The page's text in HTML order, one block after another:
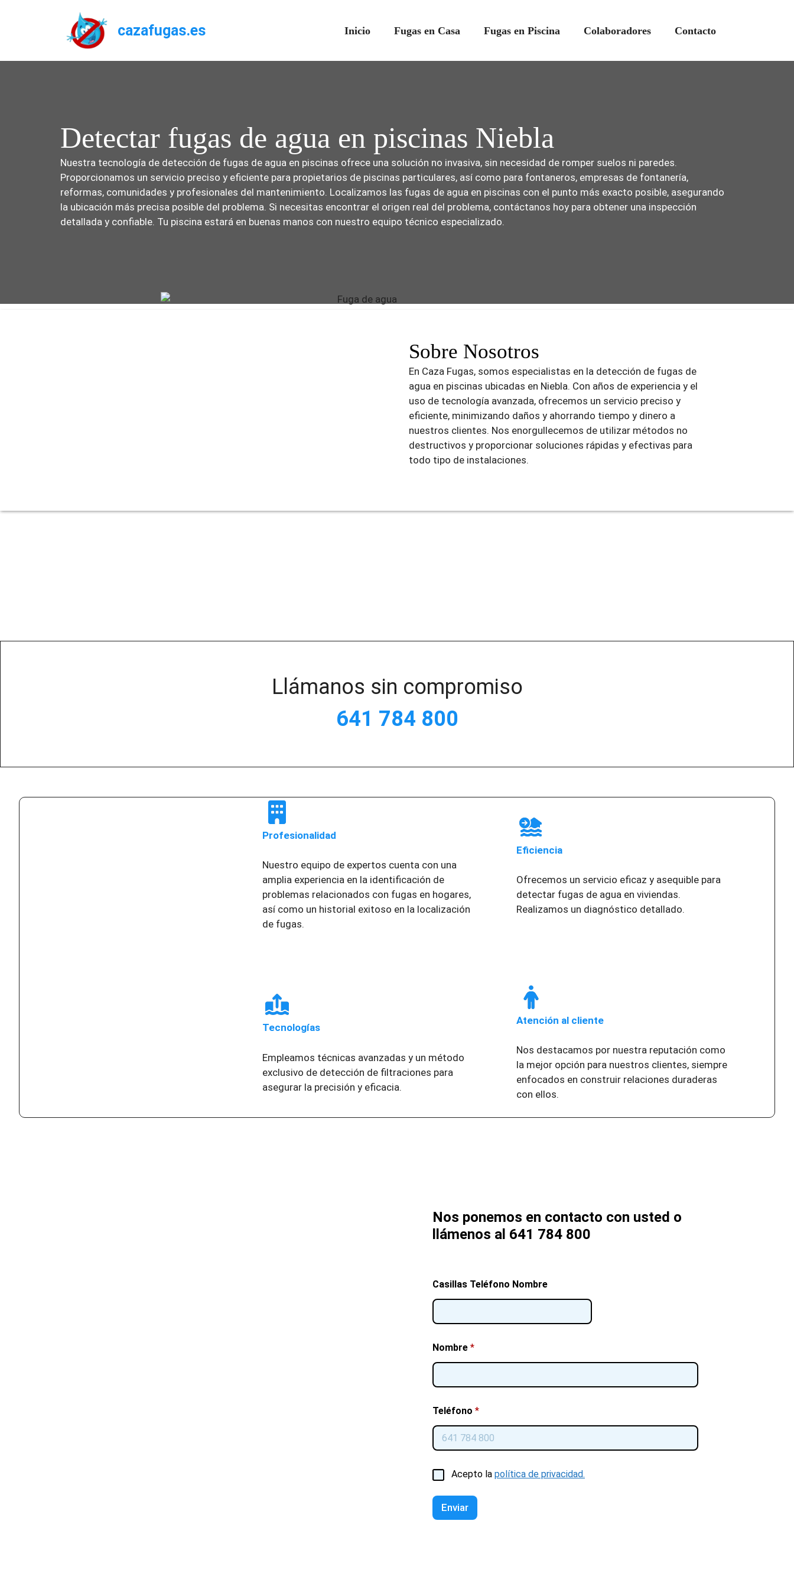
cazafugas.es Inicio Fugas en Casa Fugas en Piscina Colaboradores Contacto
Detectar fugas de agua en piscinas Niebla
Nuestra tecnología de detección de fugas de agua en piscinas ofrece una solución no invasiva, sin necesidad de romper suelos ni paredes.
Proporcionamos un servicio preciso y eficiente para propietarios de piscinas particulares, así como para fontaneros, empresas de fontanería,
reformas, comunidades y profesionales del mantenimiento. Localizamos las fugas de agua en piscinas con el punto más exacto posible, asegurando
la ubicación más precisa posible del problema. Si necesitas encontrar el origen real del problema, contáctanos hoy para obtener una inspección
detallada y confiable. Tu piscina estará en buenas manos con nuestro equipo técnico especializado.
Sobre Nosotros
En Caza Fugas, somos especialistas en la detección de fugas de
agua en piscinas ubicadas en Niebla. Con años de experiencia y el
uso de tecnología avanzada, ofrecemos un servicio preciso y
eficiente, minimizando daños y ahorrando tiempo y dinero a
nuestros clientes. Nos enorgullecemos de utilizar métodos no
destructivos y proporcionar soluciones rápidas y efectivas para
todo tipo de instalaciones.
Llámanos sin compromiso
641 784 800
Profesionalidad
Nuestro equipo de expertos cuenta con una
amplia experiencia en la identificación de
problemas relacionados con fugas en hogares,
así como un historial exitoso en la localización
de fugas.
Eficiencia
Ofrecemos un servicio eficaz y asequible para
detectar fugas de agua en viviendas.
Realizamos un diagnóstico detallado.
Tecnologías
Empleamos técnicas avanzadas y un método
exclusivo de detección de filtraciones para
asegurar la precisión y eficacia.
Atención al cliente
Nos destacamos por nuestra reputación como
la mejor opción para nuestros clientes, siempre
enfocados en construir relaciones duraderas
con ellos.
Nos ponemos en contacto con usted o
llámenos al 641 784 800
Casillas Teléfono Nombre
Nombre *
Teléfono *
C
a
s
l
Acepto la política de privacidad.
Enviar